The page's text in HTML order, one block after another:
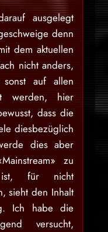
ausgelegt
denn
dem aktuellen
nicht anders,
sonst auf allen
werden, hier
dass die
diesbezüglich
dies aber
zu
für nicht
sieht den Inhalt
Ich habe die
versucht,